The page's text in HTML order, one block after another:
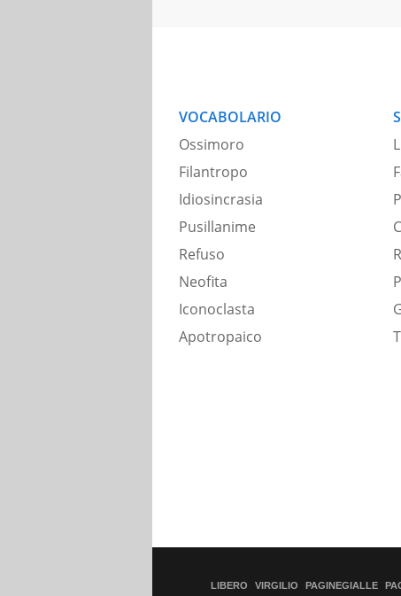
VOCABOLARIO
Ossimoro
Filantropo
Idiosincrasia
Pusillanime
Refuso
Neofita
Iconoclasta
Apotropaico
LIBERO VIRGILIO PAGINEGIALLE